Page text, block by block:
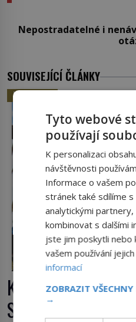
Nepostradatelné i
SOUVISEJÍCÍ ČLÁNKY
HISTORIE
Kočky padající z
Středověký zvyk,
Tyto webové
používají
K personalizaci
návštěvnosti
Informace o vašem
stránek také sdílíme s
analytickými
kombinovat s dalšími
jste jim poskytli nebo
vašem používání
informací
ZOBRAZIT VŠECHNY
→